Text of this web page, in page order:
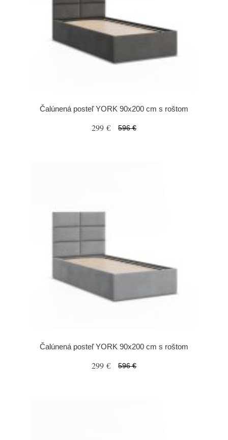
Čalúnená posteľ YORK 90x200 cm s roštom
299 € 596 €
Čalúnená posteľ YORK 90x200 cm s roštom
299 € 596 €